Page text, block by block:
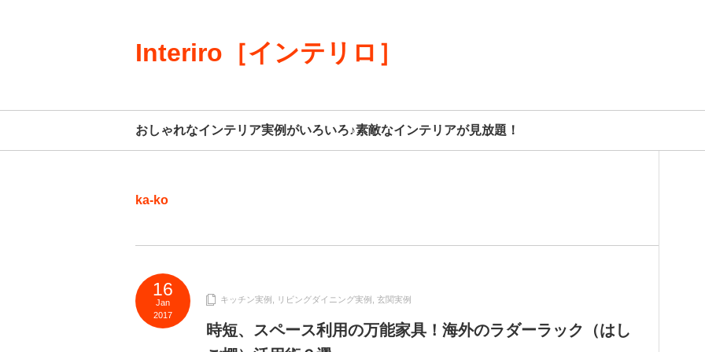
Interiro［インテリロ］
おしゃれなインテリア実例がいろいろ♪素敵なインテリアが見放題！
ka-ko
16
Jan
2017
キッチン実例 リビングダイニング実例 玄関実例
時短、スペース利用の万能家具！海外のラダーラック（はし